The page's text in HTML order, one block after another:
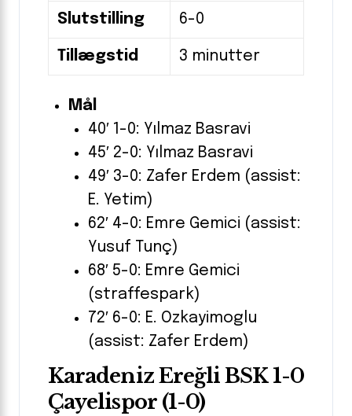
Slutstilling 6-0
Tillægstid 3 minutter
Mål
40′ 1-0: Yılmaz Basravi
45′ 2-0: Yılmaz Basravi
49′ 3-0: Zafer Erdem (assist:
E. Yetim)
62′ 4-0: Emre Gemici (assist:
Yusuf Tunç)
68′ 5-0: Emre Gemici
(straffespark)
72′ 6-0: E. Ozkayimoglu
(assist: Zafer Erdem)
Karadeniz Ereğli BSK 1-0
Çayelispor (1-0)